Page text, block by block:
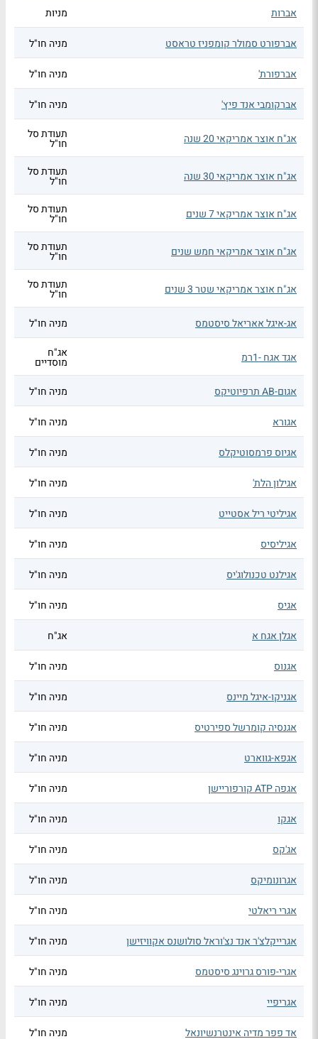
אברות מניות
אברפורט סמולר קומפניז טראסט מניה חו"ל
אברפורת' מניה חו"ל
אברקומבי אנד פיץ' מניה חו"ל
אג"ח אוצר אמריקאי 20 שנה תעודת סל
חו"ל
אג"ח אוצר אמריקאי 30 שנה תעודת סל
חו"ל
אג"ח אוצר אמריקאי 7 שנים תעודת סל
חו"ל
אג"ח אוצר אמריקאי חמש שנים תעודת סל
חו"ל
אג"ח אוצר אמריקאי שטר 3 שנים תעודת סל
חו"ל
אג-איגל אאריאל סיסטמס
מניה חו"ל
אגד אגח -1רמ אג"ח
מוסדיים
אגום-AB תרפיוטיקס
מניה חו"ל
אגורא מניה חו"ל
אגיוס פרמסוטיקלס מניה חו"ל
אגילון הלת' מניה חו"ל
אגיליטי ריל אסטייט מניה חו"ל
אגיליסיס מניה חו"ל
אגילנט טכנולוג'יס מניה חו"ל
אגיס מניה חו"ל
אגלן אגח א אג"ח
אגנוס מניה חו"ל
אגניקו-איגל מיינס מניה חו"ל
אגנסיה קומרשל ספירטיס מניה חו"ל
אגפא-גווארט מניה חו"ל
אגפה ATP קורפוריישן מניה חו"ל
אגקו מניה חו"ל
אג'קס מניה חו"ל
אגרונומיקס מניה חו"ל
אגרי ריאלטי מניה חו"ל
אגרייקלצ'ר אנד נצ'וראל סולושנס אקוויזישן מניה חו"ל
אגרי-פורס גרוינג סיסטמס מניה חו"ל
אגריפיי מניה חו"ל
אד פפר מדיה אינטרנשיונאל מניה חו"ל